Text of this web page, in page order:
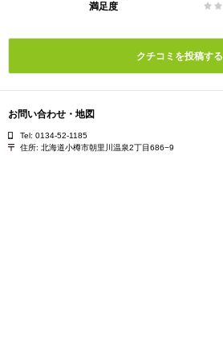
満足度
クチコミを投稿する
お問い合わせ・地図
Tel: 0134-52-1185
住所: 北海道小樽市朝里川温泉2丁目686−9